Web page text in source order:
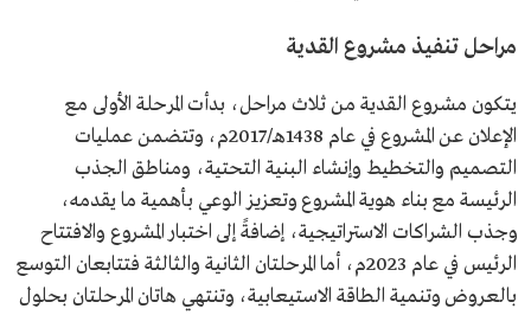
مراحل تنفيذ مشروع القدية
يتكون مشروع القدية من ثلاث مراحل، بدأت المرحلة الأولى مع
الإعلان عن المشروع في عام 1438هـ/2017م، وتتضمن عمليات
التصميم والتخطيط وإنشاء البنية التحتية، ومناطق الجذب
الرئيسة مع بناء هوية المشروع وتعزيز الوعي بأهمية ما يقدمه،
وجذب الشراكات الاستراتيجية، إضافةً إلى اختبار المشروع والافتتاح
الرئيس في عام 2023م، أما المرحلتان الثانية والثالثة فتتابعان التوسع
بالعروض وتنمية الطاقة الاستيعابية، وتنتهي هاتان المرحلتان بحلول